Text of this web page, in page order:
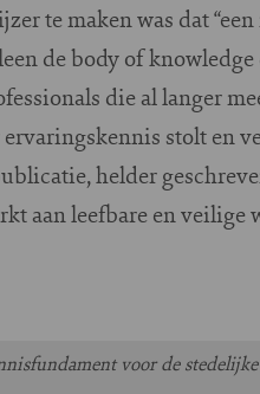
te maken was dat
de body of knowledge
die al langer
stolt en
helder
aan leefbare en veilige
voor de